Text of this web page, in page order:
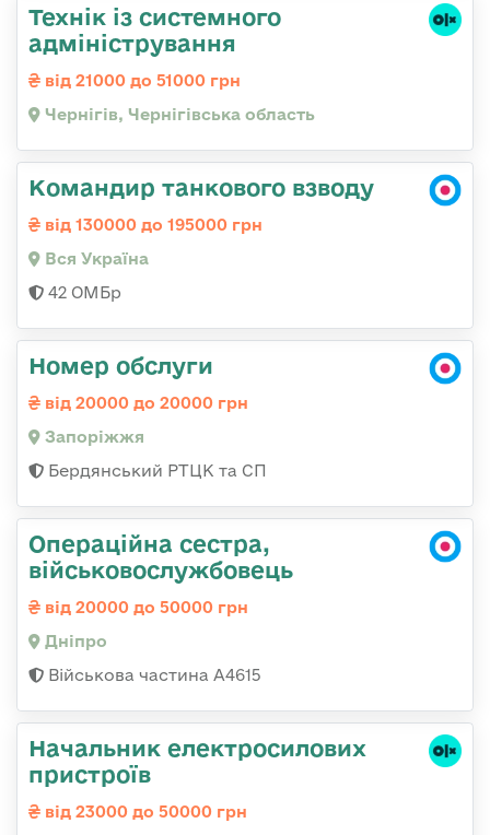
Технік із системного
адміністрування
від 21000 до 51000 грн
Чернігів, Чернігівська область
Командир танкового взводу
від 130000 до 195000 грн
Вся Україна
42 ОМБр
Номер обслуги
від 20000 до 20000 грн
Запоріжжя
Бердянський РТЦК та СП
Операційна сестра,
військовослужбовець
від 20000 до 50000 грн
Дніпро
Військова частина А4615
Начальник електросилових
пристроїв
від 23000 до 50000 грн